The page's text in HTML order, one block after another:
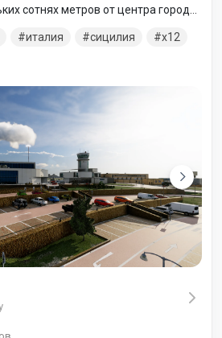
сотнях метров от центра города
выполняют рейсы,
на этот средиземноморский
италия сицилия
x12